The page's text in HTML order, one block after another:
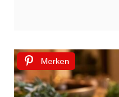
Merken